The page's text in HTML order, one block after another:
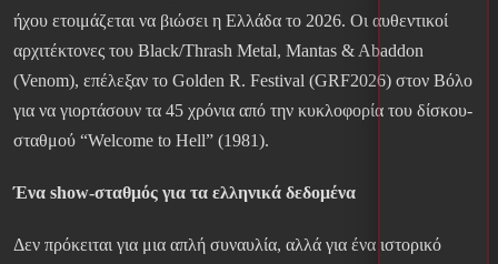
ήχου ετοιμάζεται να βιώσει η Ελλάδα το 2026. Οι αυθεντικοί
αρχιτέκτονες του Black/Thrash Metal, Mantas & Abaddon
(Venom), επέλεξαν το Golden R. Festival (GRF2026) στον Βόλο
για να γιορτάσουν τα 45 χρόνια από την κυκλοφορία του δίσκου-
σταθμού “Welcome to Hell” (1981).
Ένα show-σταθμός για τα ελληνικά δεδομένα
Δεν πρόκειται για μια απλή συναυλία, αλλά για ένα ιστορικό